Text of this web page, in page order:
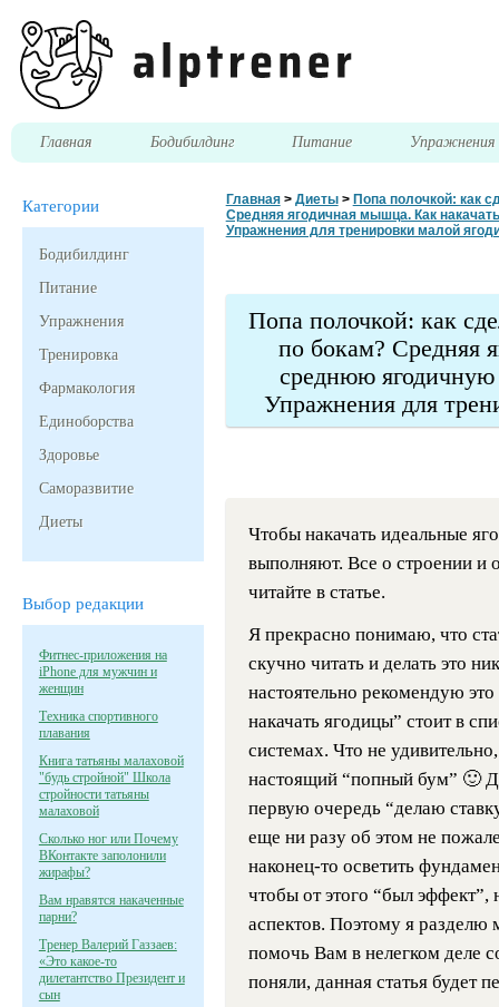
Главная Бодибилдинг Питание Упражнения
Категории
Бодибилдинг
Питание
Упражнения
Тренировка
Фармакология
Единоборства
Здоровье
Саморазвитие
Диеты
Выбор редакции
Фитнес-приложения на
iPhone для мужчин и
женщин
Техника спортивного
плавания
Книга татьяны малаховой
"будь стройной" Школа
стройности татьяны
малаховой
Сколько ног или Почему
ВКонтакте заполонили
жирафы?
Вам нравятся накаченные
парни?
Тренер Валерий Газзаев:
«Это какое-то
дилетантство Президент и
сын
Главная> Диеты> Попа полочкой: как
Средняя ягодичная мышца. Как
Упражнения для тренировки малой
Попа полочкой: как
по бокам? Средняя
среднюю
Упражнения для
Чтобы накачать идеальные
выполняют. Все о строении
читайте в статье.
Я прекрасно понимаю, что
скучно читать и делать это
настоятельно рекомендую
накачать ягодицы” стоит в
системах. Что не
настоящий “попный бум” 🙂
первую очередь “делаю
еще ни разу об этом не
наконец-то осветить
чтобы от этого “был
аспектов. Поэтому я разделю
помочь Вам в нелегком деле
поняли, данная статья будет